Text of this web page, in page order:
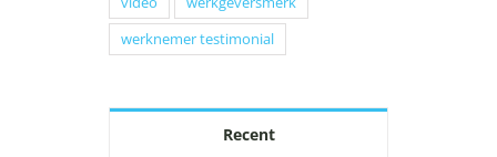
werknemer testimonial
Recent